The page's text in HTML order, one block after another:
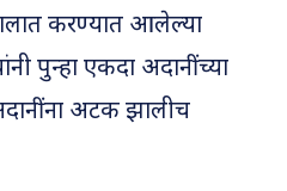
करण्यात आलेल्या
पुन्हा एकदा अदानींच्या
अटक झालीच